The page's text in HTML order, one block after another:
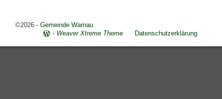
©2026 - Gemeinde Warnau
- Weaver Xtreme Theme Datenschutzerklärung